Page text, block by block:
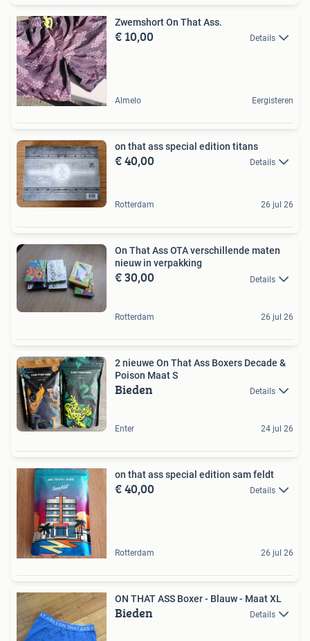
Zwemshort On That Ass.
€ 10,00 Details
Almelo Eergisteren
on that ass special edition titans
€ 40,00 Details
Rotterdam 26 jul 26
On That Ass OTA verschillende maten
nieuw in verpakking
€ 30,00 Details
Rotterdam 26 jul 26
2 nieuwe On That Ass Boxers Decade &
Poison Maat S
Bieden Details
Enter 24 jul 26
on that ass special edition sam feldt
€ 40,00 Details
Rotterdam 26 jul 26
ON THAT ASS Boxer - Blauw - Maat XL
Bieden Details